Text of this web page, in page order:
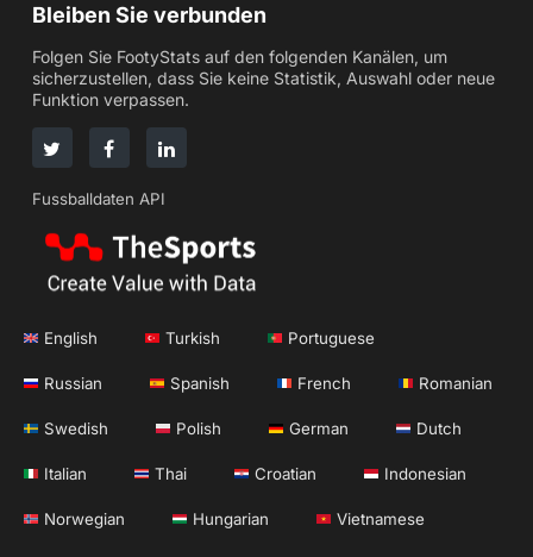
Bleiben Sie verbunden
Folgen Sie FootyStats auf den folgenden Kanälen, um
sicherzustellen, dass Sie keine Statistik, Auswahl oder neue
Funktion verpassen.
Fussballdaten API
English Turkish Portuguese
Russian Spanish French Romanian
Swedish Polish German Dutch
Italian Thai Croatian Indonesian
Norwegian Hungarian Vietnamese